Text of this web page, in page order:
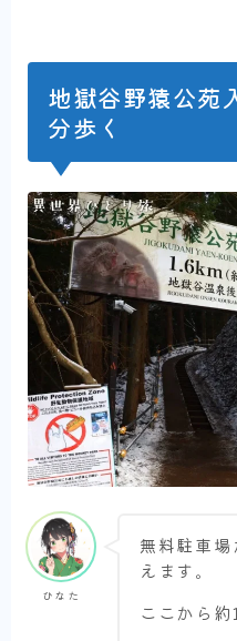
地獄谷野猿公
分歩く
ひなた
無料駐車
えます。
ここから約